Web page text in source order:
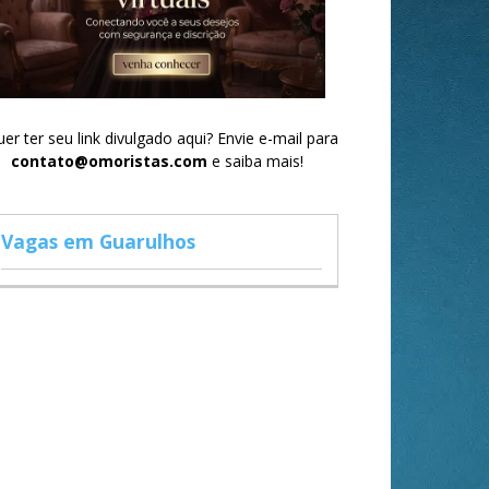
ter seu link divulgado aqui? Envie e-mail para
contato@omoristas.com e saiba mais!
Vagas em Guarulhos